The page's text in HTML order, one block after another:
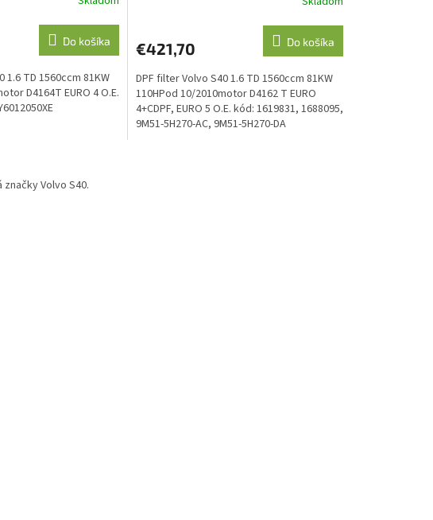
Do košíka
1.6 TD 1560ccm 81KW
D4164T EURO 4 O.E.
€421,70 Do košíka
DPF filter Volvo S40 1.6 TD 1560ccm 81KW
110HPod 10/2010motor D4162 T EURO
4+CDPF, EURO 5 O.E. kód: 1619831, 1688095,
9M51-5H270-AC, 9M51-5H270-DA
l
Volvo S40.